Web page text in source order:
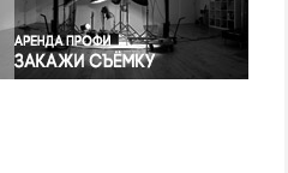
Экономика и бизнес